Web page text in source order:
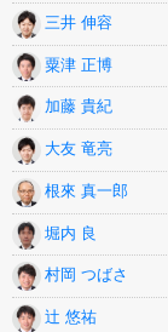
三井 伸容
粟津 正博
加藤 貴紀
大友 竜亮
根來 真一郎
堀内 良
村岡 つばさ
辻 悠祐